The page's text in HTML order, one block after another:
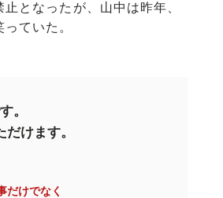
となったが、山中は昨年、
ていた。
。
けます。
だけでなく